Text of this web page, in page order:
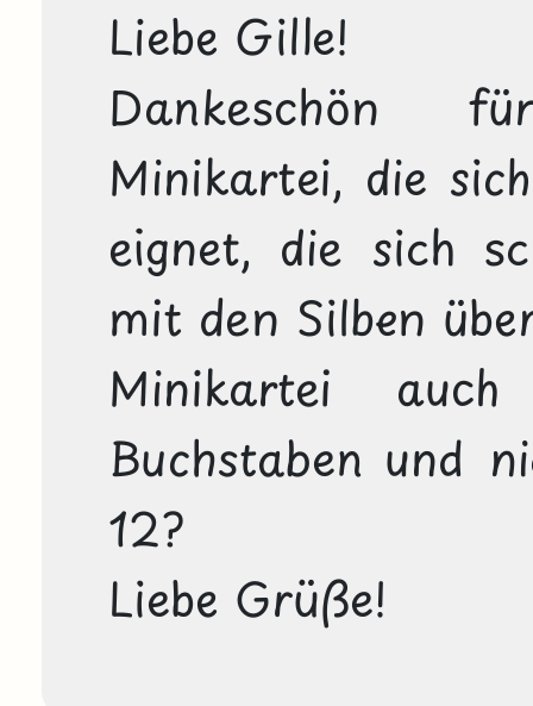
Liebe Gille!
Dankeschön
Minikartei, die
eignet, die sich
mit den Silben
Minikartei
Buchstaben und
12?
Liebe Grüße!